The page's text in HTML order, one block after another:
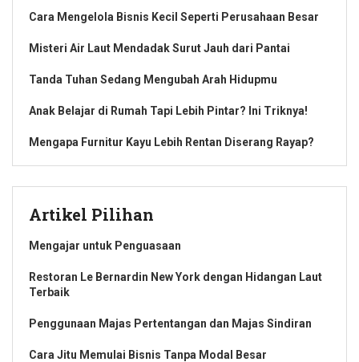
Cara Mengelola Bisnis Kecil Seperti Perusahaan Besar
Misteri Air Laut Mendadak Surut Jauh dari Pantai
Tanda Tuhan Sedang Mengubah Arah Hidupmu
Anak Belajar di Rumah Tapi Lebih Pintar? Ini Triknya!
Mengapa Furnitur Kayu Lebih Rentan Diserang Rayap?
Artikel Pilihan
Mengajar untuk Penguasaan
Restoran Le Bernardin New York dengan Hidangan Laut
Terbaik
Penggunaan Majas Pertentangan dan Majas Sindiran
Cara Jitu Memulai Bisnis Tanpa Modal Besar